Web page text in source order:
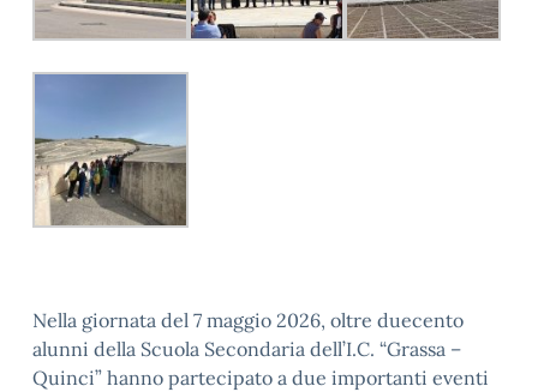
Nella giornata del 7 maggio 2026, oltre duecento
alunni della Scuola Secondaria dell’I.C. “Grassa –
Quinci” hanno partecipato a due importanti eventi